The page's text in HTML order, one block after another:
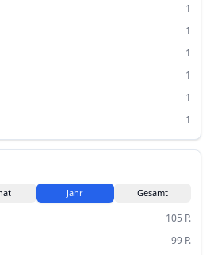
1
1
1
1
1
1
Jahr Gesamt
105 P.
99 P.